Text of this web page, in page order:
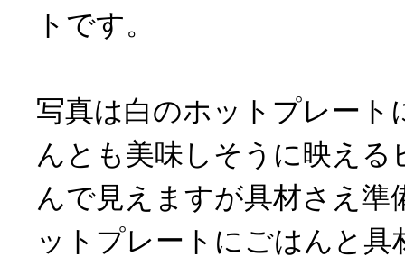
トです。
写真は白のホットプレート
んとも美味しそうに映える
んで見えますが具材さえ準
ットプレートにごはんと